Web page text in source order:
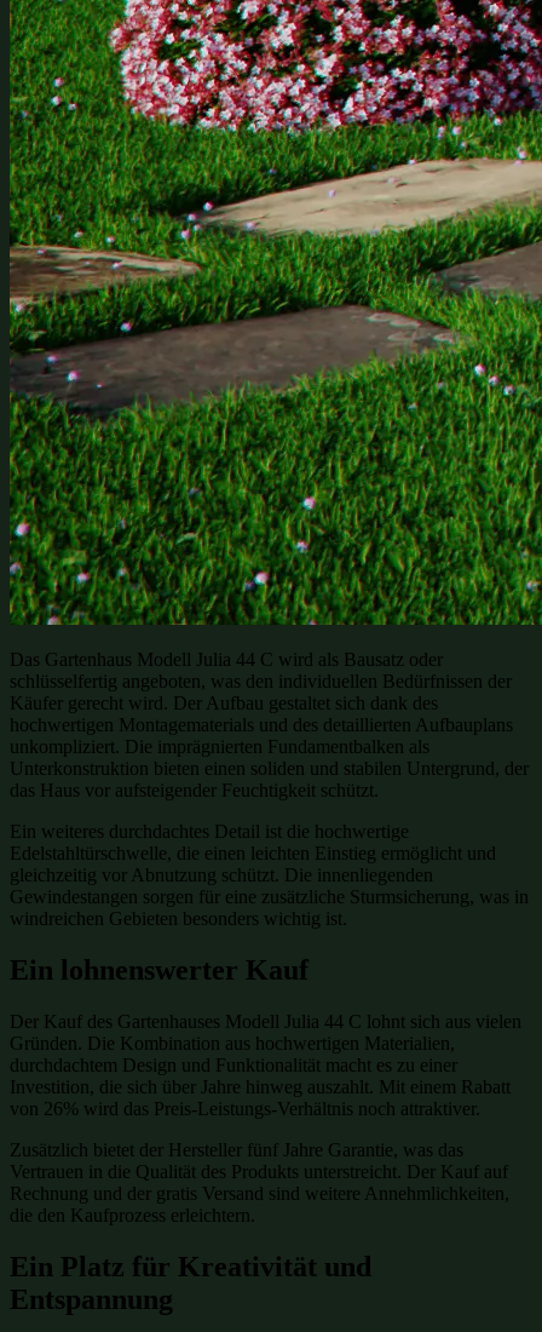
Das Gartenhaus Modell Julia 44 C wird als Bausatz oder
schlüsselfertig angeboten, was den individuellen Bedürfnissen der
Käufer gerecht wird. Der Aufbau gestaltet sich dank des
hochwertigen Montagematerials und des detaillierten Aufbauplans
unkompliziert. Die imprägnierten Fundamentbalken als
Unterkonstruktion bieten einen soliden und stabilen Untergrund, der
das Haus vor aufsteigender Feuchtigkeit schützt.
Ein weiteres durchdachtes Detail ist die hochwertige
Edelstahltürschwelle, die einen leichten Einstieg ermöglicht und
gleichzeitig vor Abnutzung schützt. Die innenliegenden
Gewindestangen sorgen für eine zusätzliche Sturmsicherung, was in
windreichen Gebieten besonders wichtig ist.
Ein lohnenswerter Kauf
Der Kauf des Gartenhauses Modell Julia 44 C lohnt sich aus vielen
Gründen. Die Kombination aus hochwertigen Materialien,
durchdachtem Design und Funktionalität macht es zu einer
Investition, die sich über Jahre hinweg auszahlt. Mit einem Rabatt
von 26% wird das Preis-Leistungs-Verhältnis noch attraktiver.
Zusätzlich bietet der Hersteller fünf Jahre Garantie, was das
Vertrauen in die Qualität des Produkts unterstreicht. Der Kauf auf
Rechnung und der gratis Versand sind weitere Annehmlichkeiten,
die den Kaufprozess erleichtern.
Ein Platz für Kreativität und
Entspannung